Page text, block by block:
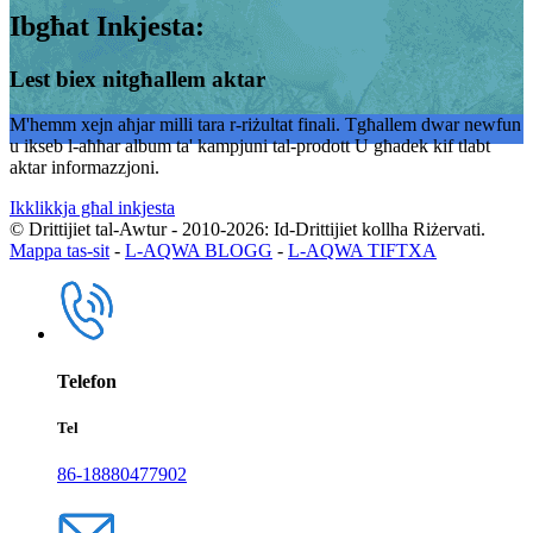
Ibgħat Inkjesta:
Lest biex nitgħallem aktar
M'hemm xejn aħjar milli tara r-riżultat finali. Tgħallem dwar newfun
u ikseb l-aħħar album ta' kampjuni tal-prodott U għadek kif tlabt
aktar informazzjoni.
Ikklikkja għal inkjesta
© Drittijiet tal-Awtur - 2010-2026: Id-Drittijiet kollha Riżervati.
Mappa tas-sit - L-AQWA BLOGG - L-AQWA TIFTXA
Telefon
Tel
86-18880477902